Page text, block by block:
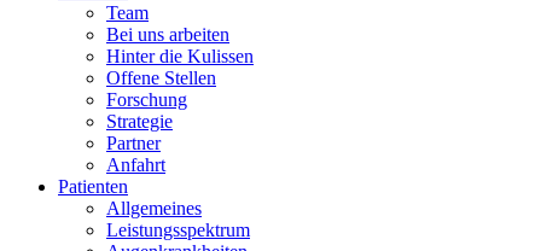
Team
Bei uns arbeiten
Hinter die Kulissen
Offene Stellen
Forschung
Strategie
Partner
Anfahrt
Patienten
Allgemeines
Leistungsspektrum